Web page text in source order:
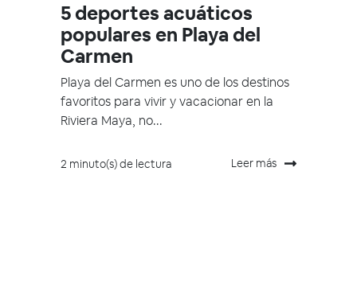
5 deportes acuáticos
populares en Playa del
Carmen
Playa del Carmen es uno de los destinos
favoritos para vivir y vacacionar en la
Riviera Maya, no...
2 minuto(s) de lectura Leer más